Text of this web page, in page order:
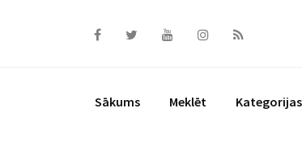
Sākums Meklēt Kategorijas